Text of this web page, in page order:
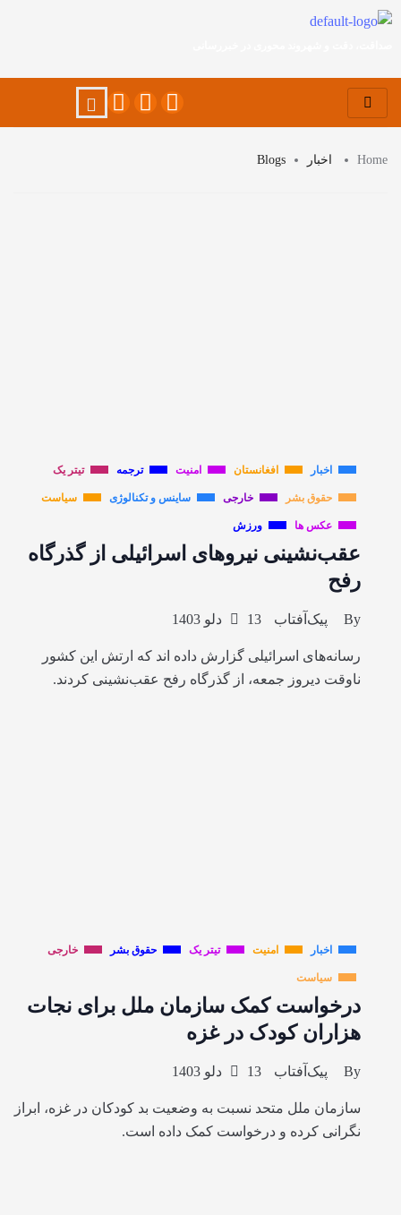
Home اخبار Blogs
اخبار افغانستان امنیت ترجمه تیتر یک
حقوق بشر خارجی ساینس و تکنالوژی سیاست
عکس ها ورزش
عقب‌نشینی نیروهای اسرائیلی از گذرگاه
رفح
By پیک‌آفتاب 13 دلو 1403
رسانه‌های اسرائیلی گزارش داده اند که ارتش این کشور
ناوقت دیروز جمعه، از گذرگاه رفح عقب‌نشینی کردند.
اخبار امنیت تیتر یک حقوق بشر خارجی
سیاست
درخواست کمک سازمان ملل برای نجات
هزاران کودک در غزه
By پیک‌آفتاب 13 دلو 1403
سازمان ملل متحد نسبت به وضعیت بد کودکان در غزه، ابراز
نگرانی کرده و درخواست کمک داده است.